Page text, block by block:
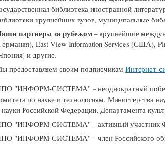
библиотека иностранной
крупнейших вузов, муниципальные
партнеры за рубежом – крупнейшие
East View Information Services (США),
и другие.
предоставляем своим подписчикам Интернет-
"ИНФОРМ-СИСТЕМА" – неоднократный
по науке и технологиям, Министерства
науки Российской Федерации, Департамента
"ИНФОРМ-СИСТЕМА" – активный участник
"ИНФОРМ-СИСТЕМА" – член Российского